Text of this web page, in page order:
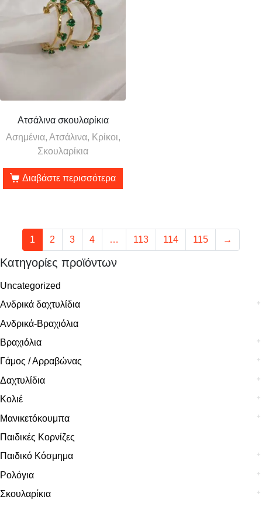
Ατσάλινα σκουλαρίκια
Ασημένια, Ατσάλινα, Κρίκοι,
Σκουλαρίκια
Διαβάστε περισσότερα
1 2 3 4 … 113 114 115 →
Κατηγορίες προϊόντων
Uncategorized
Ανδρικά δαχτυλίδια
Ανδρικά-Βραχιόλια
Βραχιόλια
Γάμος / Αρραβώνας
Δαχτυλίδια
Κολιέ
Μανικετόκουμπα
Παιδικές Κορνίζες
Παιδικό Κόσμημα
Ρολόγια
Σκουλαρίκια